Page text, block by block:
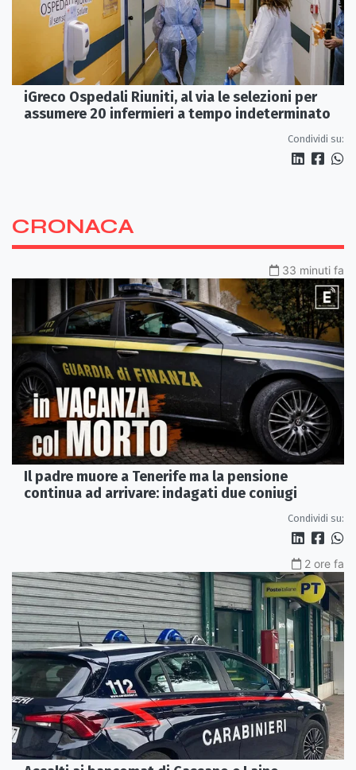
iGreco Ospedali Riuniti, al via le selezioni per
assumere 20 infermieri a tempo indeterminato
Condividi su:
CRONACA
33 minuti fa
Il padre muore a Tenerife ma la pensione
continua ad arrivare: indagati due coniugi
Condividi su:
2 ore fa